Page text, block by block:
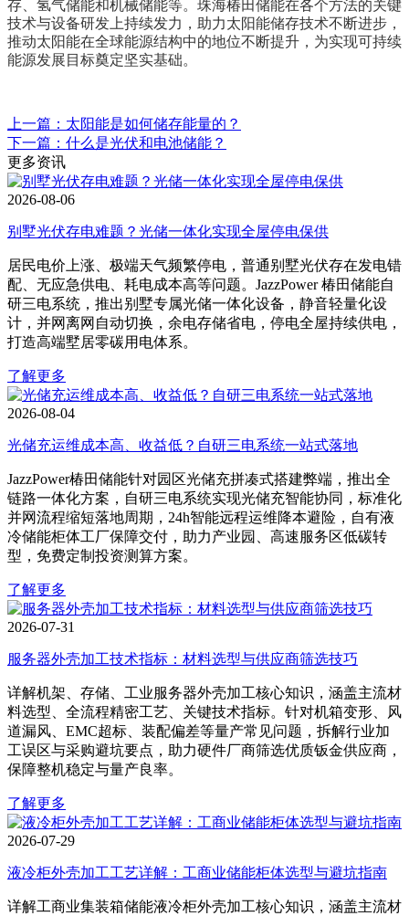
存、氢气储能和机械储能等。珠海椿田储能在各个方法的关键
技术与设备研发上持续发力，助力太阳能储存技术不断进步，
推动太阳能在全球能源结构中的地位不断提升，为实现可持续
能源发展目标奠定坚实基础。
上一篇：太阳能是如何储存能量的？
下一篇：什么是光伏和电池储能？
更多资讯
2026-08-06
别墅光伏存电难题？光储一体化实现全屋停电保供
居民电价上涨、极端天气频繁停电，普通别墅光伏存在发电错
配、无应急供电、耗电成本高等问题。JazzPower 椿田储能自
研三电系统，推出别墅专属光储一体化设备，静音轻量化设
计，并网离网自动切换，余电存储省电，停电全屋持续供电，
打造高端墅居零碳用电体系。
了解更多
2026-08-04
光储充运维成本高、收益低？自研三电系统一站式落地
JazzPower椿田储能针对园区光储充拼凑式搭建弊端，推出全
链路一体化方案，自研三电系统实现光储充智能协同，标准化
并网流程缩短落地周期，24h智能远程运维降本避险，自有液
冷储能柜体工厂保障交付，助力产业园、高速服务区低碳转
型，免费定制投资测算方案。
了解更多
2026-07-31
服务器外壳加工技术指标：材料选型与供应商筛选技巧
详解机架、存储、工业服务器外壳加工核心知识，涵盖主流材
料选型、全流程精密工艺、关键技术指标。针对机箱变形、风
道漏风、EMC超标、装配偏差等量产常见问题，拆解行业加
工误区与采购避坑要点，助力硬件厂商筛选优质钣金供应商，
保障整机稳定与量产良率。
了解更多
2026-07-29
液冷柜外壳加工工艺详解：工商业储能柜体选型与避坑指南
详解工商业集装箱储能液冷柜外壳加工核心知识，涵盖主流材